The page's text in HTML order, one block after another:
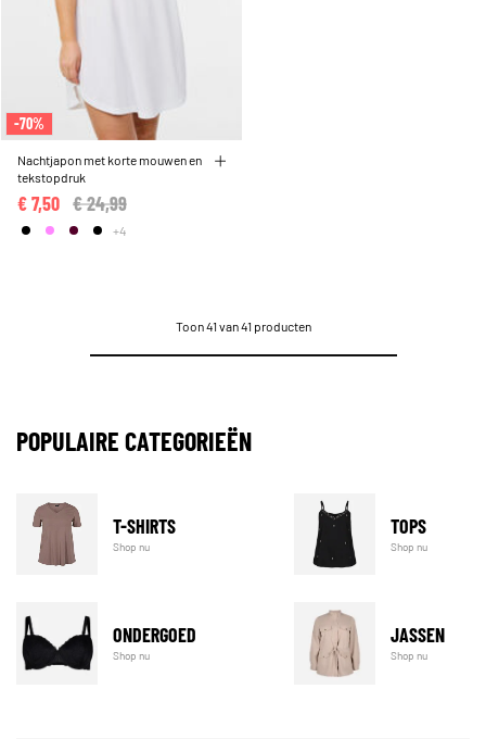
-70%
Nachtjapon met korte mouwen en
tekstopdruk
Price reduced from
€ 24,99
€ 7,50
+4
Toon 41 van 41 producten
POPULAIRE CATEGORIEËN
T-SHIRTS
Shop nu
TOPS
Shop nu
ONDERGOED
Shop nu
JASSEN
Shop nu